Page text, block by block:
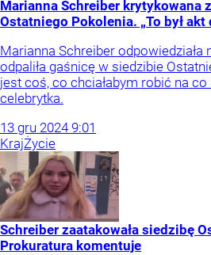
Marianna Schreiber krytykowana
Ostatniego Pokolenia. „To był akt
Marianna Schreiber odpowiedziała
odpaliła gaśnicę w siedzibie
jest coś, co chciałabym robić na co
celebrytka.
13 gru 2024 9:01
KrajŻycie
Schreiber zaatakowała siedzibę
Prokuratura komentuje